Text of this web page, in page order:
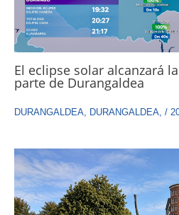
El eclipse solar alcanzará
parte de Durangaldea
DURANGALDEA, DURANGALDEA, /